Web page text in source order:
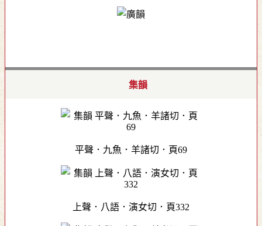
集韻
平聲．九魚．羊諸切．頁69
上聲．八語．演女切．頁332